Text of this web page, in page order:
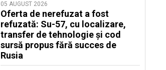
05 AUGUST 2026
Oferta de nerefuzat a fost
refuzată: Su-57, cu localizare,
transfer de tehnologie și cod
sursă propus fără succes de
Rusia